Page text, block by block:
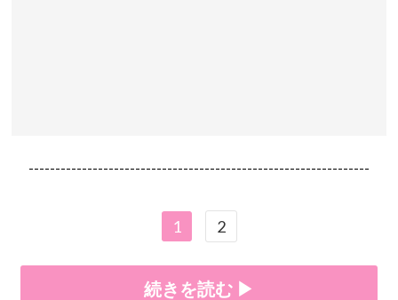
----------------------------------------------------------------
1 2
続きを読む ▶